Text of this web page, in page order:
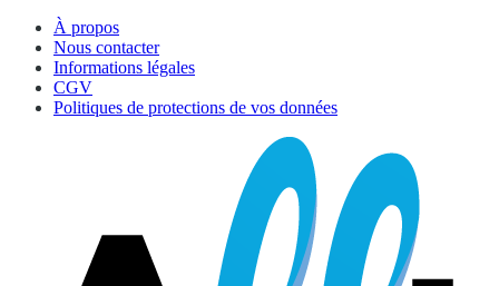
À propos
Nous contacter
Informations légales
CGV
Politiques de protections de vos données